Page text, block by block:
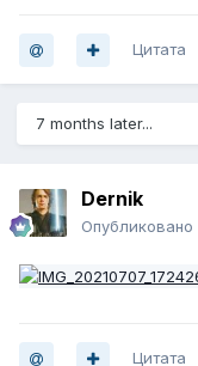
Цитата
7 months later...
Dernik
Опубликовано
Цитата